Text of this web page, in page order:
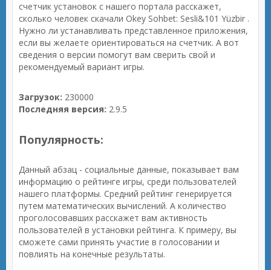
счетчик установок с нашего портала расскажет,
сколько человек скачали Okey Sohbet: Sesli&101 Yüzbir .
Нужно ли устанавливать представленное приложения,
если вы желаете ориентироваться на счетчик. А вот
сведения о версии помогут вам сверить свой и
рекомендуемый вариант игры.
Загрузок: 230000
Последняя версия: 2.9.5
Популярность:
Данный абзац - социальные данные, показывает вам
информацию о рейтинге игры, среди пользователей
нашего платформы. Средний рейтинг генерируется
путем математических вычислений. А количество
проголосовавших расскажет вам активность
пользователей в установки рейтинга. К примеру, вы
сможете сами принять участие в голосовании и
повлиять на конечные результаты.